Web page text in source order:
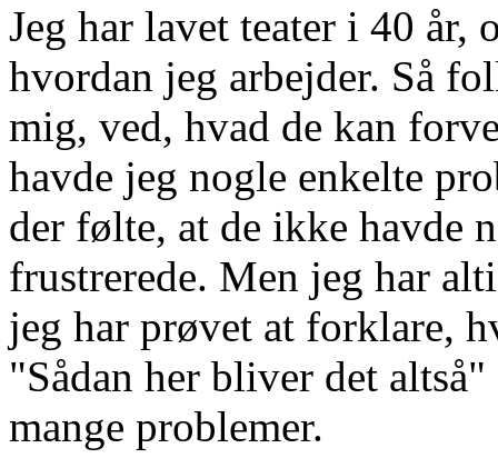
Jeg har lavet teater i 40 år,
hvordan jeg arbejder. Så
mig, ved, hvad de kan
havde jeg nogle enkelte
der følte, at de ikke havde
frustrerede. Men jeg har
jeg har prøvet at forklare,
"Sådan her bliver det
mange problemer.